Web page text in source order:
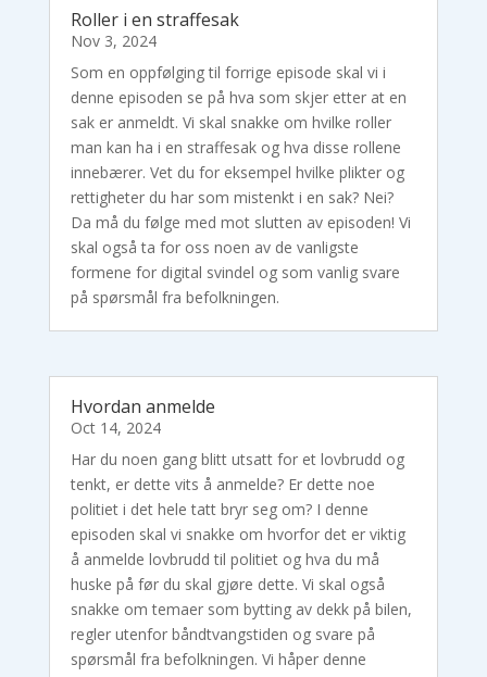
Roller i en straffesak
Nov 3, 2024
Som en oppfølging til forrige episode skal vi i
denne episoden se på hva som skjer etter at en
sak er anmeldt. Vi skal snakke om hvilke roller
man kan ha i en straffesak og hva disse rollene
innebærer. Vet du for eksempel hvilke plikter og
rettigheter du har som mistenkt i en sak? Nei?
Da må du følge med mot slutten av episoden! Vi
skal også ta for oss noen av de vanligste
formene for digital svindel og som vanlig svare
på spørsmål fra befolkningen.
Hvordan anmelde
Oct 14, 2024
Har du noen gang blitt utsatt for et lovbrudd og
tenkt, er dette vits å anmelde? Er dette noe
politiet i det hele tatt bryr seg om? I denne
episoden skal vi snakke om hvorfor det er viktig
å anmelde lovbrudd til politiet og hva du må
huske på før du skal gjøre dette. Vi skal også
snakke om temaer som bytting av dekk på bilen,
regler utenfor båndtvangstiden og svare på
spørsmål fra befolkningen. Vi håper denne